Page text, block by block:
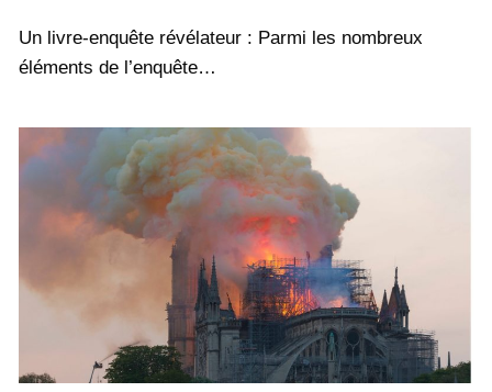
Un livre-enquête révélateur : Parmi les nombreux
éléments de l’enquête…